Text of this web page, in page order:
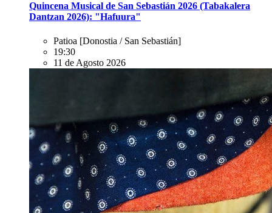
Quincena Musical de San Sebastián 2026 (Tabakalera
Dantzan 2026): "Hafuura"
Patioa [Donostia / San Sebastián]
19:30
11 de Agosto 2026